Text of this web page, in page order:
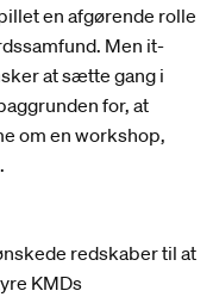
en afgørende rolle
Men it-
at sætte gang i
for, at
om en workshop,
redskaber til at
KMDs